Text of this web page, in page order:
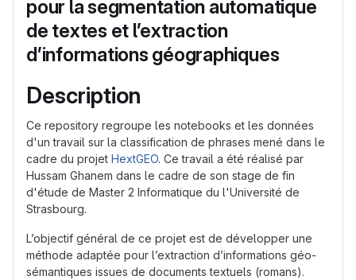
pour la segmentation automatique
de textes et l’extraction
d’informations géographiques
Description
Ce repository regroupe les notebooks et les données
d'un travail sur la classification de phrases mené dans le
cadre du projet HextGEO. Ce travail a été réalisé par
Hussam Ghanem dans le cadre de son stage de fin
d'étude de Master 2 Informatique du l'Université de
Strasbourg.
L’objectif général de ce projet est de développer une
méthode adaptée pour l’extraction d’informations géo-
sémantiques issues de documents textuels (romans).